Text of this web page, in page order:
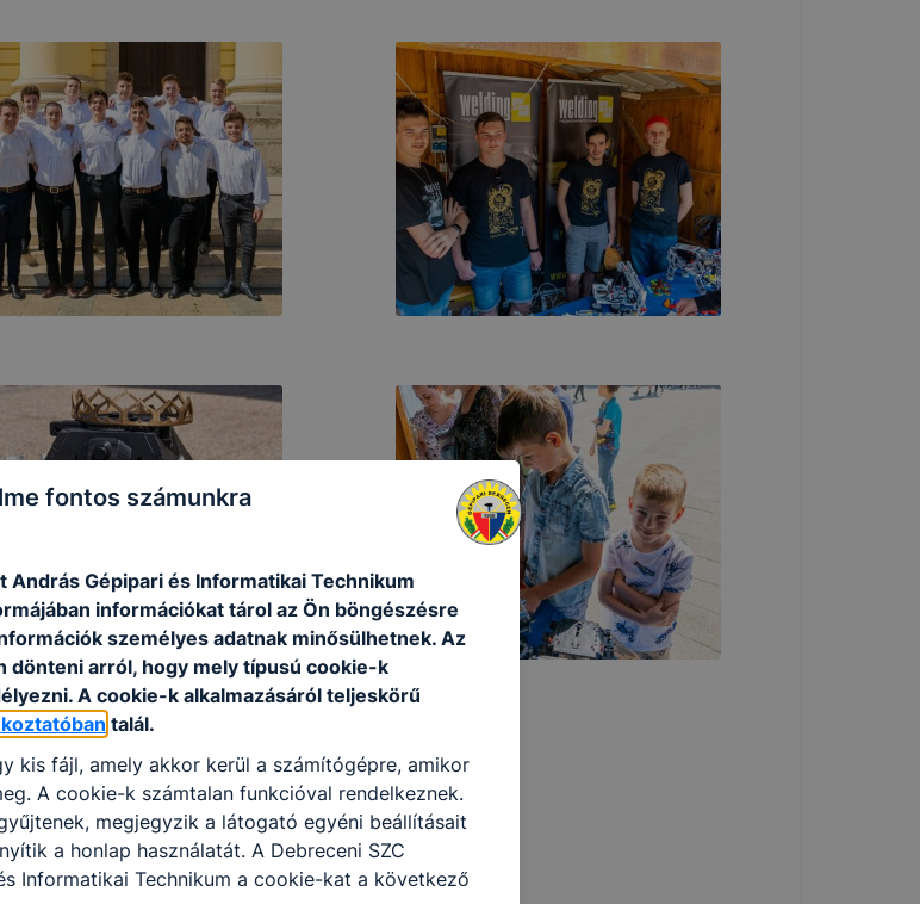
fontos számunkra
András Gépipari és Informatikai Technikum
információkat tárol az Ön böngészésre
személyes adatnak minősülhetnek. Az
dönteni arról, hogy mely típusú cookie-k
A cookie-k alkalmazásáról teljeskörű
talál.
kis fájl, amely akkor kerül a számítógépre, amikor
A cookie-k számtalan funkcióval rendelkeznek.
megjegyzik a látogató egyéni beállításait
a honlap használatát. A Debreceni SZC
Informatikai Technikum a cookie-kat a következő